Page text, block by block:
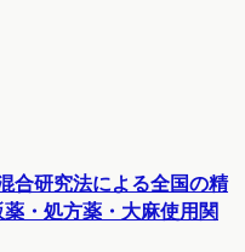
研究法による全国の精
・処方薬・大麻使用関